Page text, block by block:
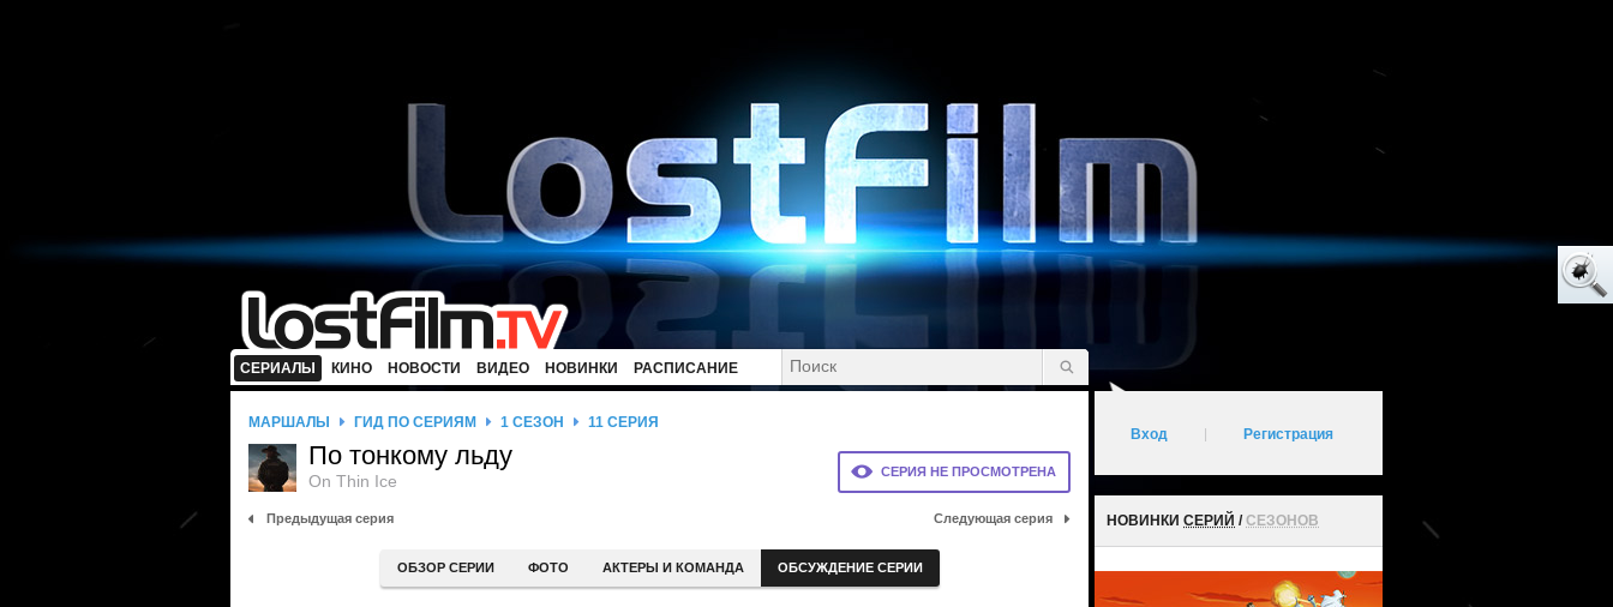
СЕРИАЛЫ КИНО НОВОСТИ ВИДЕО НОВИНКИ РАСПИСАНИЕ
СЕРИЯ НЕ ПРОСМОТРЕНА
МАРШАЛЫ ГИД ПО СЕРИЯМ 1 СЕЗОН 11 СЕРИЯ
По тонкому льду
On Thin Ice
Предыдущая серия Следующая серия
ОБЗОР СЕРИИ ФОТО АКТЕРЫ И КОМАНДА ОБСУЖДЕНИЕ СЕРИИ
Вход Регистрация
НОВИНКИ СЕРИЙ /СЕЗОНОВ